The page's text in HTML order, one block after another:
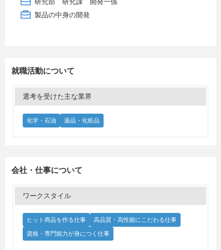
製品の中身の開発
就職活動について
選考を受けた主な業界
化学・石油 薬品・化粧品
会社・仕事について
ワークスタイル
ヒット商品を作る仕事
高品質・高性能にこだわる仕事
資格・専門能力が身につく仕事